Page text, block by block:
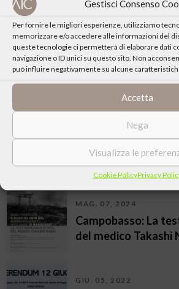
Gestisci Consenso
Per fornire le migliori esperienze, utilizziamo
memorizzare e/o accedere alle informazioni del
queste tecnologie ci permetterà di elaborare dati
navigazione o ID unici su questo sito. Non
può influire negativamente su alcune
Accetta
Nega
Visualizza le
Cookie PolicyPrivacy
Foggia: Il Vangelo
Terra.
esigenza
SET. 25, 2024
Foggia: Amico
presentazione del
Foggia: Perchè
perchè conviene
MAG. 07, 2024
Campobasso: La
del medico Takashi
GIU. 05, 2022